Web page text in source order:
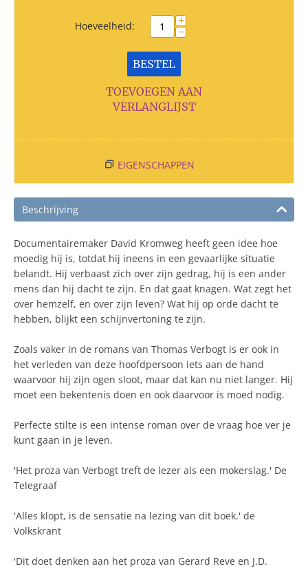
Hoeveelheid: +
−
BESTEL
TOEVOEGEN AAN
VERLANGLIJST
EIGENSCHAPPEN
Beschrijving
Documentairemaker David Kromweg heeft geen idee hoe
moedig hij is, totdat hij ineens in een gevaarlijke situatie
belandt. Hij verbaast zich over zijn gedrag, hij is een ander
mens dan hij dacht te zijn. En dat gaat knagen. Wat zegt het
over hemzelf, en over zijn leven? Wat hij op orde dacht te
hebben, blijkt een schijnvertoning te zijn.
Zoals vaker in de romans van Thomas Verbogt is er ook in
het verleden van deze hoofdpersoon iets aan de hand
waarvoor hij zijn ogen sloot, maar dat kan nu niet langer. Hij
moet een bekentenis doen en ook daarvoor is moed nodig.
Perfecte stilte is een intense roman over de vraag hoe ver je
kunt gaan in je leven.
'Het proza van Verbogt treft de lezer als een mokerslag.' De
Telegraaf
'Alles klopt, is de sensatie na lezing van dit boek.' de
Volkskrant
'Dit doet denken aan het proza van Gerard Reve en J.D.